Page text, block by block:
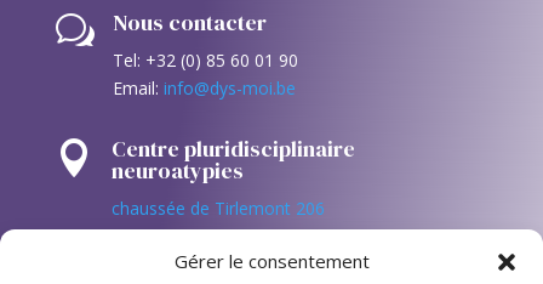
Gérer le consentement
w Nous contacter
Tel: +32 (0) 85 60 01 90
Email: info@dys-moi.be
 Centre pluridisciplinaire
neuroatypies
chaussée de Tirlemont 206
4520 Antheit (Wanze – Huy)